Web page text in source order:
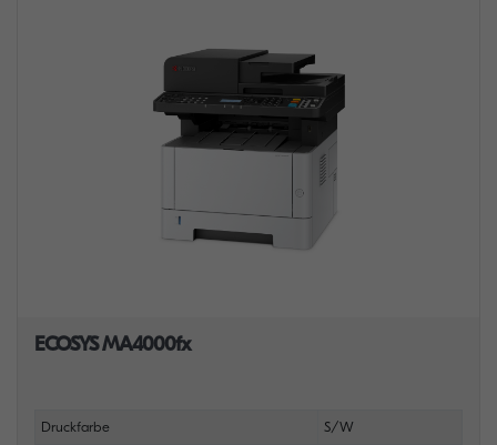
ECOSYS MA4000fx
Druckfarbe S/W